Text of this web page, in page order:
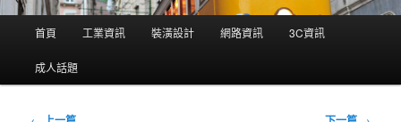
單
首頁 工業資訊 裝潢設計 網路資訊 3C資訊
成人話題
文